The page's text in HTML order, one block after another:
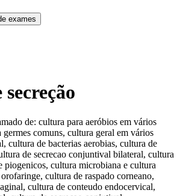
exames
de: cultura para aeróbios em vários
germes comuns, cultura geral em vários
cultura de bacterias aerobias, cultura de
de secrecao conjuntival bilateral, cultura
piogenicos, cultura microbiana e cultura
cultura de raspado corneano,
cultura de conteudo endocervical,